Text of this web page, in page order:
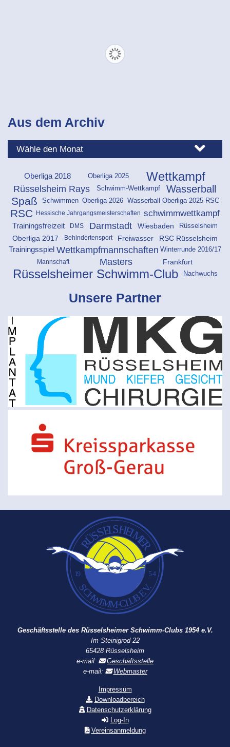
Aus dem Archiv
Oberliga 2018 Oberliga 2025 Wettkampf
Rüsselsheim Rays Schwimm-Wettkampf Wasserball
Spaß Schwimmen Oberliga 2026 Wasserball Oberliga 2025 RSC
RSC Hessische Jahrgangsmeisterschaften schwimmwettkampf
Trainingsfreizeit DMS Darmstadt Wiesbaden Rüsselsheim
Oberliga 2017 Behindertensport Freiwasser
RSC Rüsselsheim
Trainingsspiel Wettkampfmannschaften Winterrunde 2016/17
Mannschaft
Masters Frankfurt
Rüsselsheimer Schwimm-Club Nachwuchs
Unsere Partner
Impressum
Downloadbereich
Datenschutzerklärung
Log-In
Vereinsanmeldung
Geschäftsstelle des Rüsselsheimer Schwimm-Clubs 1954 e.V.
Im Steinigrod 22
65428 Rüsselsheim
e-mail:
Geschäftsstelle
e-mail:
Webmaster